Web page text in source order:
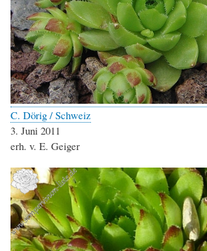
C. Dörig / Schweiz
3. Juni 2011
erh. v. E. Geiger